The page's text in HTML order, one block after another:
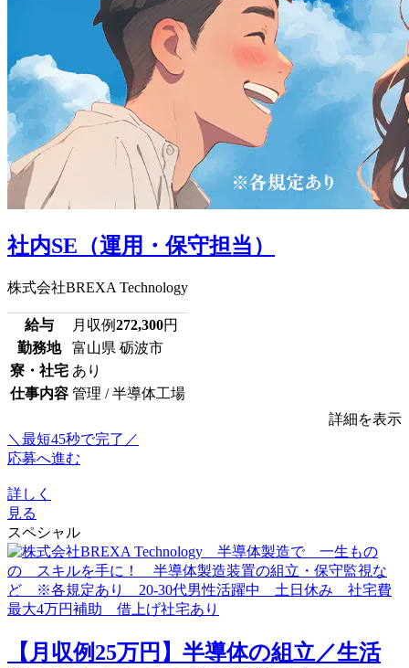
社内SE（運用・保守担当）
株式会社BREXA Technology
給与 月収例272,300円
勤務地
富山県 砺波市
寮・社宅 あり
仕事内容 管理 / 半導体工場
詳細を表示
＼最短45秒で完了／
応募へ進む
詳しく
見る
スペシャル
【月収例25万円】半導体の組立／生活